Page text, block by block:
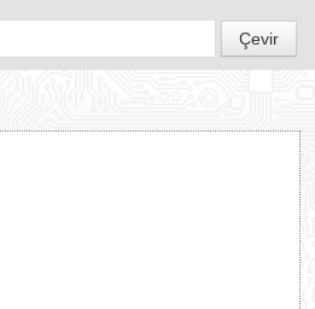
TƏDBİRLƏR
PROQRAMLAR
Çevir